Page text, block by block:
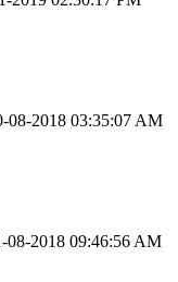
08-2018 03:35:07 AM
08-2018 09:46:56 AM